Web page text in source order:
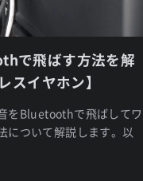
で飛ばす方法を解
スイヤホン】
をBluetoothで飛ばしてワ
について解説します。以